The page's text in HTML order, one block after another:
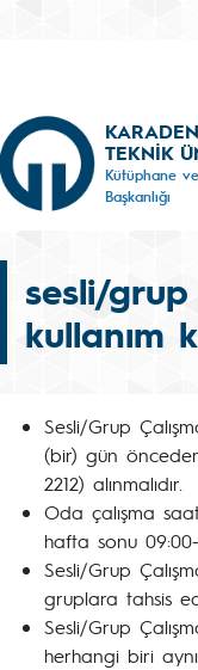
TEKNİK
Kütüphane
Başkanlığı
sesli/grup
kullanım
Sesli/Grup
(bir) gün
2212) alınmalıdır.
Oda çalışma
hafta sonu 09:00-
Sesli/Grup
gruplara tahsis
Sesli/Grup
herhangi biri